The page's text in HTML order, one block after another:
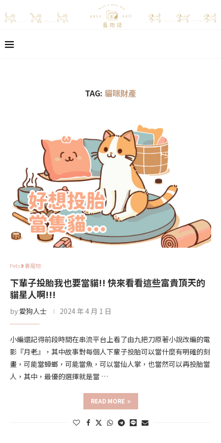
TAG: 貓咪財產
Pets❥養寵物
下輩子投胎我也要當貓!! 快來看看這些富貴頂天的
貓星人啊!!!
by 愛狗人士 2024 年 4 月 1 日
小編還記得前段時間在串流平台上看了由九把刀原著小說改編的電
影『月老』，其中故事對每個人下輩子投胎可以當什麼有明確的刻
畫，可能當蟑螂，可能當魚，可以當仙人掌，也當然可以再投胎當
人，其中，最優的選擇就是當 …
READ MORE